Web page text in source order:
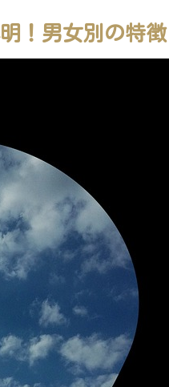
！男女別の特